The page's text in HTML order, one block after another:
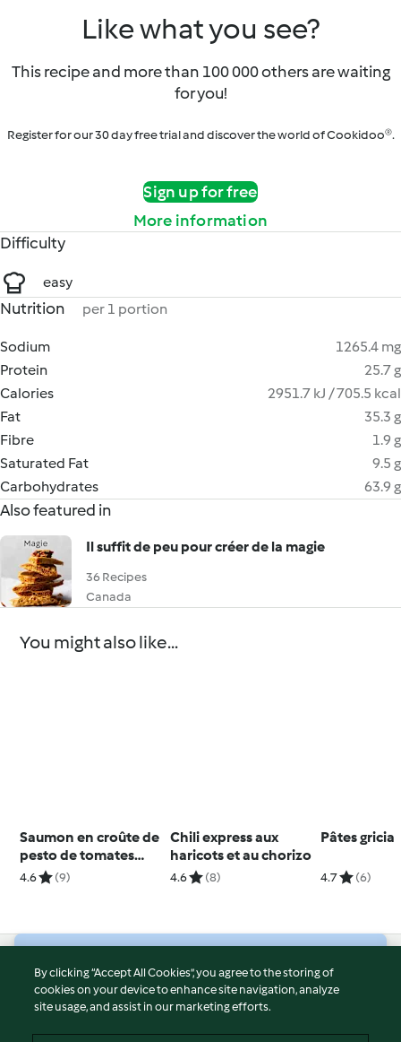
Like what you see?
This recipe and more than 100 000 others are waiting
for you!
Register for our 30 day free trial and discover the world of Cookidoo®.
Sign up for free
More information
Difficulty
easy
Nutrition per 1 portion
Sodium
1265.4 mg
Protein
25.7 g
Calories
2951.7 kJ / 705.5 kcal
Fat
35.3 g
Fibre
1.9 g
Saturated Fat
9.5 g
Carbohydrates
63.9 g
Also featured in
Il suffit de peu pour créer de la magie
36 Recipes
Canada
You might also like...
Saumon en croûte de
pesto de tomates
séchées et riz aux
4.6 (9)
Chili express aux
haricots et au chorizo
4.6 (8)
Pâtes gricia
4.7 (6)
© Copyright 2026
Terms of Service
By clicking “Accept All Cookies”, you agree to the storing of
cookies on your device to enhance site navigation, analyze
site usage, and assist in our marketing efforts.